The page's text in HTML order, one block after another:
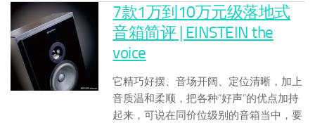
7款1万到10万元级落地式
音箱简评 | EINSTEIN the
voice
它精巧好摆、音场开阔、定位清晰，加上
音质温和柔顺，把各种“好声”的优点加持
起来，可说在同价位级别的音箱当中，要